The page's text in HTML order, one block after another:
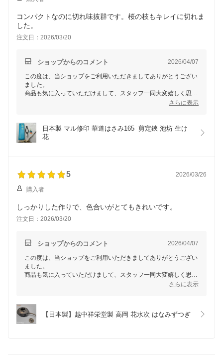
コンパクトなのに切れ味抜群です。桜の枝もキレイに切れま
した。
注文日：2026/03/20
ショップからのコメント 2026/04/07
この度は、当ショップをご利用いただきましてありがとうござい
ました。
商品も気に入っていただけまして、スタッフ一同大変嬉しく思い
さらに表示
日本製 マル修印 華道はさみ165  剪定鋏 池坊 生け
花
5 2026/03/26
購入者
しっかりした作りで、色合いがとてもきれいです。
注文日：2026/03/20
ショップからのコメント 2026/04/07
この度は、当ショップをご利用いただきましてありがとうござい
ました。
商品も気に入っていただけまして、スタッフ一同大変嬉しく思い
さらに表示
【日本製】越中祥栄堂製 高岡 花水次 はなみずつぎ